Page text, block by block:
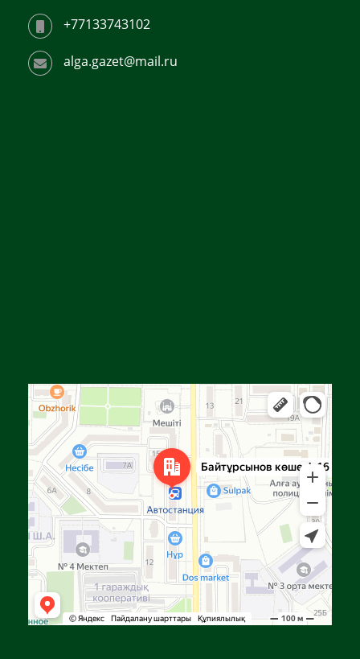
+77133743102
alga.gazet@mail.ru
Улица Байтурсынова, 16 — Яндекс Карты